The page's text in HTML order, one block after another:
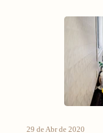
29 de Abr de 2020